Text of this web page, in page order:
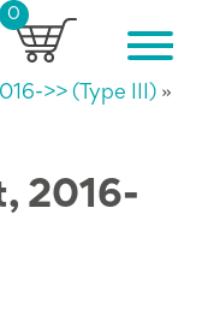
0
>> (Type III) »
2016-